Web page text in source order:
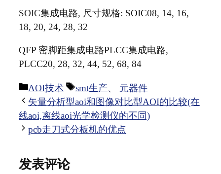
SOIC集成电路, 尺寸规格: SOIC08, 14, 16,
18, 20, 24, 28, 32
QFP 密脚距集成电路PLCC集成电路,
PLCC20, 28, 32, 44, 52, 68, 84
分
类
AOI技术
标
签
smt生产、 元器件
矢量分析型aoi和图像对比型AOI的比较(在
线aoi,离线aoi光学检测仪的不同)
pcb走刀式分板机的优点
发表评论